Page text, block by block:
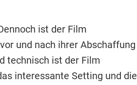
ist der Film
und nach ihrer Abschaffung
technisch ist der Film
interessante Setting und die